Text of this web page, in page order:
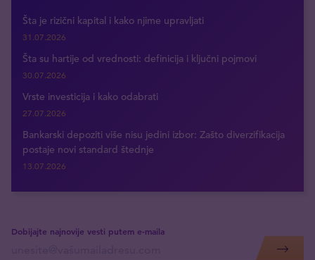
Šta je rizični kapital i kako njime upravljati
31.07.2026
Šta su hartije od vrednosti: definicija i ključni pojmovi
30.07.2026
Vrste investicija i kako odabrati
27.07.2026
Bankarski depoziti više nisu jedini izbor: Zašto diverzifikacija
postaje novi standard štednje
13.07.2026
Dobijajte najnovije vesti putem e-maila